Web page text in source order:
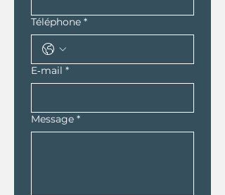
Téléphone *
E‑mail *
Message *